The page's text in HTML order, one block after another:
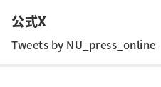
公式X
Tweets by NU_press_online